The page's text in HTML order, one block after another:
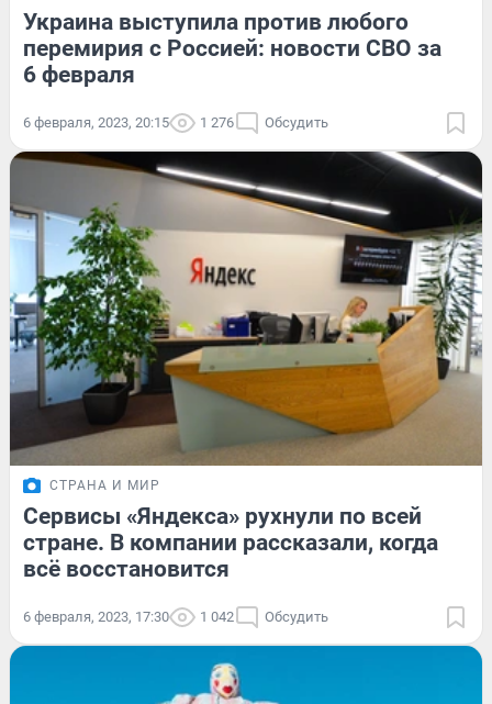
Украина выступила против любого
перемирия с Россией: новости СВО за
6 февраля
6 февраля, 2023, 20:15 1 276 Обсудить
СТРАНА И МИР
Сервисы «Яндекса» рухнули по всей
стране. В компании рассказали, когда
всё восстановится
6 февраля, 2023, 17:30 1 042 Обсудить